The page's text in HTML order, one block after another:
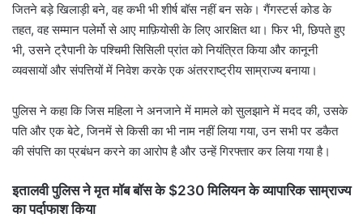
जितने बड़े खिलाड़ी बने, वह कभी भी शीर्ष बॉस नहीं बन सके। गैंगस्टर्स कोड के
तहत, वह सम्मान पलेर्मो से आए माफ़ियोसी के लिए आरक्षित था। फिर भी, छिपते हुए
भी, उसने ट्रैपानी के पश्चिमी सिसिली प्रांत को नियंत्रित किया और कानूनी
व्यवसायों और संपत्तियों में निवेश करके एक अंतरराष्ट्रीय साम्राज्य बनाया।
पुलिस ने कहा कि जिस महिला ने अनजाने में मामले को सुलझाने में मदद की, उसके
पति और एक बेटे, जिनमें से किसी का भी नाम नहीं लिया गया, उन सभी पर डकैत
की संपत्ति का प्रबंधन करने का आरोप है और उन्हें गिरफ्तार कर लिया गया है।
इतालवी पुलिस ने मृत मॉब बॉस के $230 मिलियन के व्यापारिक साम्राज्य
का पर्दाफाश किया